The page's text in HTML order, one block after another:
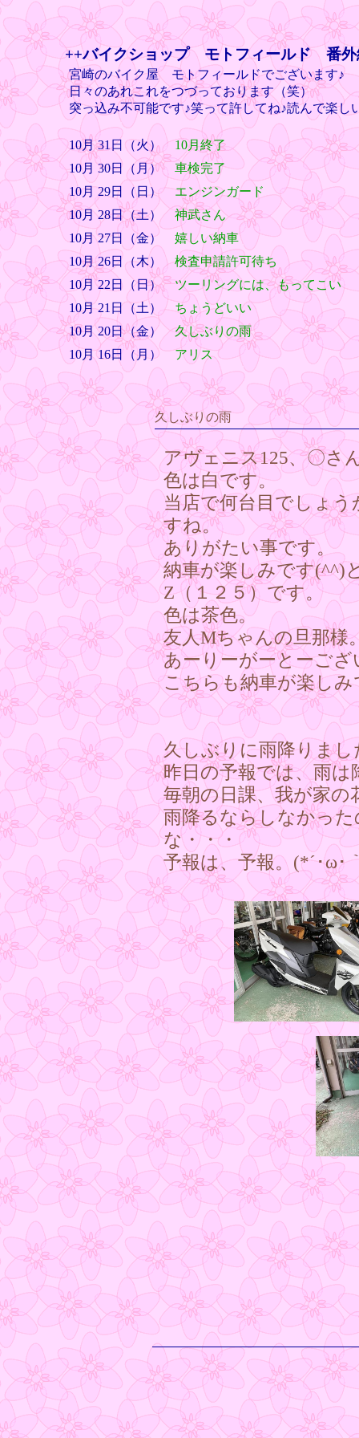
++バイクショップ モトフィールド 番外
宮崎のバイク屋 モトフィールドでございます♪
日々のあれこれをつづっております（笑）
突っ込み不可能です♪笑って許してね♪読んで楽し
10月 31日（火）
10月終了
10月 30日（月）
車検完了
10月 29日（日）
エンジンガード
10月 28日（土）
神武さん
10月 27日（金）
嬉しい納車
10月 26日（木）
検査申請許可待ち
10月 22日（日）
ツーリングには、もってこい
10月 21日（土）
ちょうどいい
10月 20日（金）
久しぶりの雨
10月 16日（月）
アリス
久しぶりの雨
アヴェニス125、〇さ
色は白です。
当店で何台目でしょう
すね。
ありがたい事です。
納車が楽しみです(^^)
Z（１２５）です。
色は茶色。
友人Mちゃんの旦那様
あーりーがーとーご
こちらも納車が楽し
久しぶりに雨降りま
昨日の予報では、雨
毎朝の日課、我が家
雨降るならしなかっ
な・・・
予報は、予報。(*´･ω･